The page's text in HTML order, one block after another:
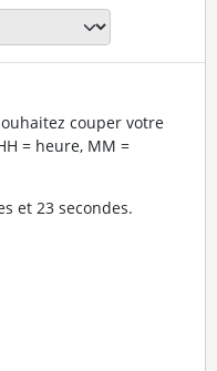
couper votre
= heure, MM =
et 23 secondes.